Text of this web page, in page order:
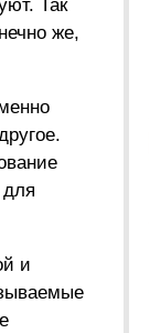
Так
же,
и